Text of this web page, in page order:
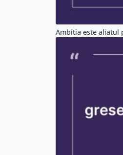
Ambitia este aliatul